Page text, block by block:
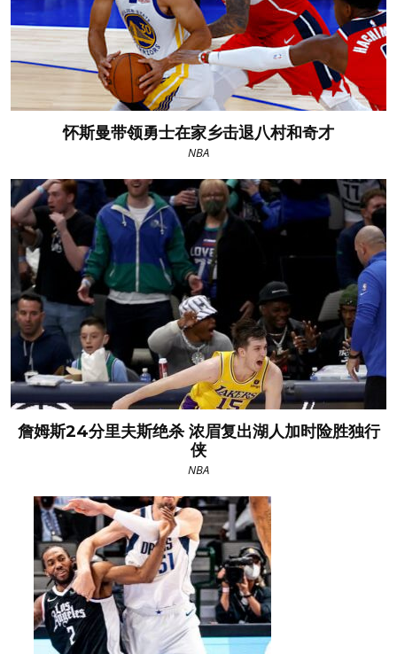
怀斯曼带领勇士在家乡击退八村和奇才
NBA
詹姆斯24分里夫斯绝杀 浓眉复出湖人加时险胜独行
侠
NBA